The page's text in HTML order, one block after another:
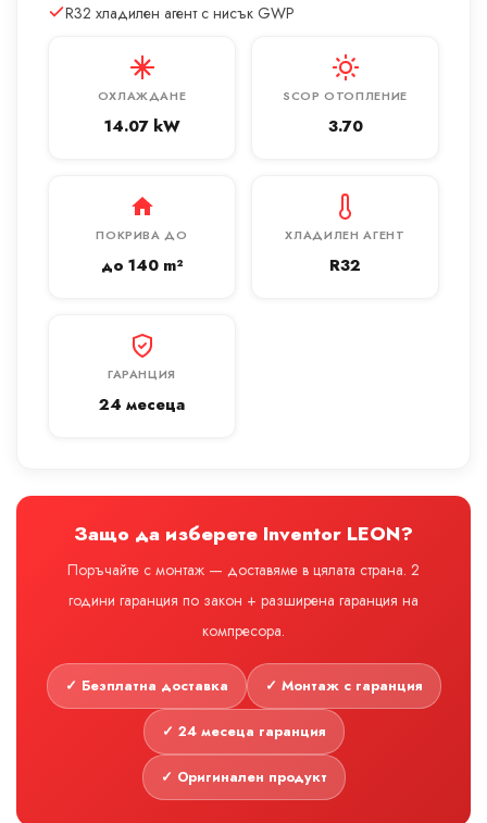
R32 хладилен агент с нисък GWP
ОХЛАЖДАНЕ
14.07 kW
SCOP ОТОПЛЕНИЕ
3.70
ПОКРИВА ДО
до 140 m²
ХЛАДИЛЕН АГЕНТ
R32
ГАРАНЦИЯ
24 месеца
Защо да изберете Inventor LEON?
Поръчайте с монтаж — доставяме в цялата страна. 2
години гаранция по закон + разширена гаранция на
компресора.
✓ Безплатна доставка ✓ Монтаж с гаранция
✓ 24 месеца гаранция
✓ Оригинален продукт